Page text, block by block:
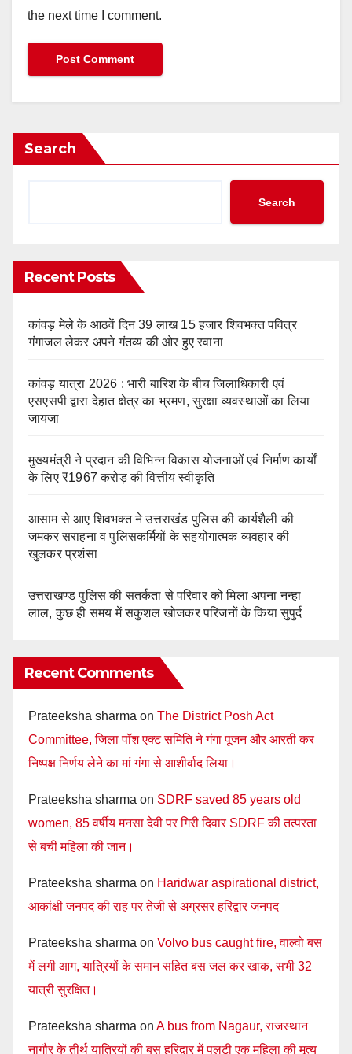
the next time I comment.
Search
Search
Recent Posts
कांवड़ मेले के आठवें दिन 39 लाख 15 हजार शिवभक्त पवित्र
गंगाजल लेकर अपने गंतव्य की ओर हुए रवाना
कांवड़ यात्रा 2026 : भारी बारिश के बीच जिलाधिकारी एवं
एसएसपी द्वारा देहात क्षेत्र का भ्रमण, सुरक्षा व्यवस्थाओं का लिया
जायजा
मुख्यमंत्री ने प्रदान की विभिन्न विकास योजनाओं एवं निर्माण कार्यों
के लिए ₹1967 करोड़ की वित्तीय स्वीकृति
आसाम से आए शिवभक्त ने उत्तराखंड पुलिस की कार्यशैली की
जमकर सराहना व पुलिसकर्मियों के सहयोगात्मक व्यवहार की
खुलकर प्रशंसा
उत्तराखण्ड पुलिस की सतर्कता से परिवार को मिला अपना नन्हा
लाल, कुछ ही समय में सकुशल खोजकर परिजनों के किया सुपुर्द
Recent Comments
Prateeksha sharma on The District Posh Act
Committee, जिला पॉश एक्ट समिति ने गंगा पूजन और आरती कर
निष्पक्ष निर्णय लेने का मां गंगा से आशीर्वाद लिया।
Prateeksha sharma on SDRF saved 85 years old
women, 85 वर्षीय मनसा देवी पर गिरी दिवार SDRF की तत्परता
से बची महिला की जान।
Prateeksha sharma on Haridwar aspirational district,
आकांक्षी जनपद की राह पर तेजी से अग्रसर हरिद्वार जनपद
Prateeksha sharma on Volvo bus caught fire, वाल्वो बस
में लगी आग, यात्रियों के समान सहित बस जल कर खाक, सभी 32
यात्री सुरक्षित।
Prateeksha sharma on A bus from Nagaur, राजस्थान
नागौर के तीर्थ यात्रियों की बस हरिद्वार में पलटी एक महिला की मृत्यु